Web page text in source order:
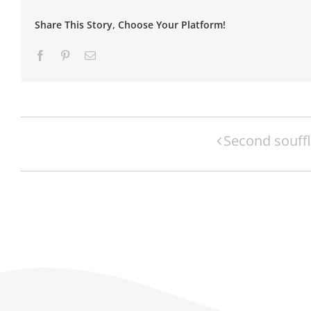
Share This Story, Choose Your Platform!
FacebookPinterestEmail
Second